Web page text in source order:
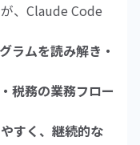
、Claude Code
ラムを読み解き・
税務の業務フロー
すく、継続的な